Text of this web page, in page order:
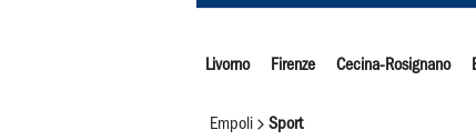
Livorno Firenze Cecina-Rosignano
Empoli Sport